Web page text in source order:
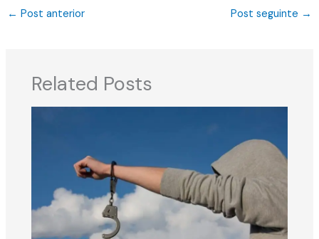
← Post anterior Post seguinte →
Related Posts